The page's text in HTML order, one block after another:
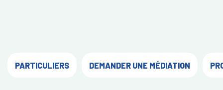
PARTICULIERS DEMANDER UNE MÉDIATION